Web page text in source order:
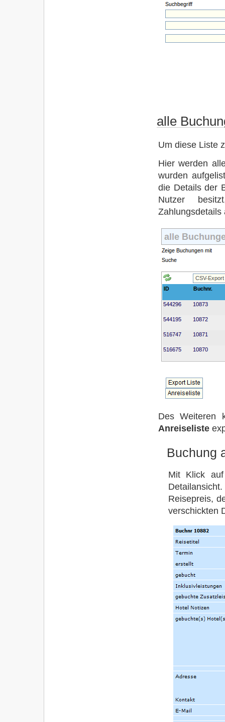
alle
Um diese Liste
Hier werden
wurden
die Details der
Nutzer
Zahlungsdetails
Des Weiteren
Anreiseliste
Buchung
Mit Klick
Reisepreis,
verschickten